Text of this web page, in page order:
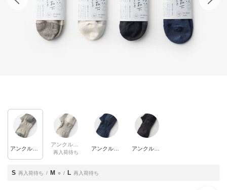
再入荷待ち
S 再入荷待ち M ○ L 再入荷待ち